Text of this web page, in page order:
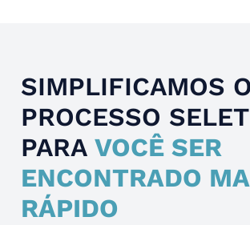
SIMPLIFICAMOS O
PROCESSO
PARA VOCÊ SER
ENCONTRADO
RÁPIDO